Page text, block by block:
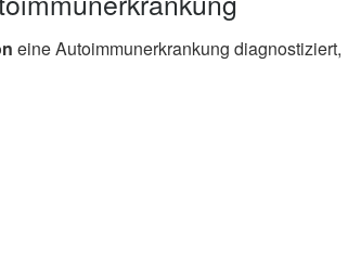
eine Autoimmunerkrankung diagnostiziert,